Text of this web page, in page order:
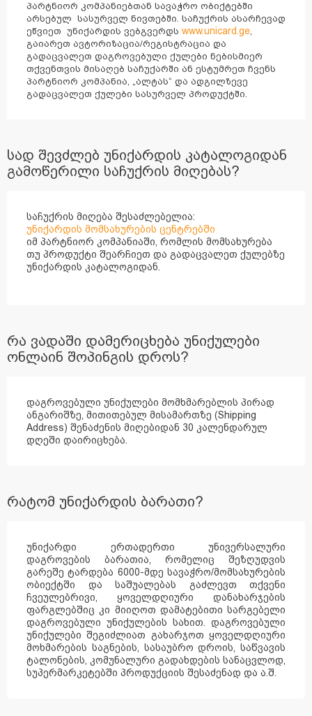
პარტნიორ კომპანიებთან სავაჭრო ობიქტებში
არსებულ სასურველ ნივთებში. საჩუქრის ასარჩევად
ეწვიეთ უნიქარდის ვებგვერდს www.unicard.ge,
გაიარეთ ავტორიზაცია/რეგისტრაცია და
გადაცვალეთ დაგროვებული ქულები ნებისმიერ
თქვენთვის მისაღებ საჩუქარში ან ესტუმრეთ ჩვენს
პარტნიორ კომპანია, „ალტას“ და ადგილზევე
გადაცვალეთ ქულები სასურველ პროდუქტში.
სად შევძლებ უნიქარდის კატალოგიდან
გამოწერილი საჩუქრის მიღებას?
საჩუქრის მიღება შესაძლებელია:
უნიქარდის მომსახურების ცენტრებში
იმ პარტნიორ კომპანიაში, რომლის მომსახურება
თუ პროდუქტი შეარჩიეთ და გადაცვალეთ ქულებზე
უნიქარდის კატალოგიდან.
რა ვადაში დამერიცხება უნიქულები
ონლაინ შოპინგის დროს?
დაგროვებული უნიქულები მომხმარებლის პირად
ანგარიშზე, მითითებულ მისამართზე (Shipping
Address) შენაძენის მიღებიდან 30 კალენდარულ
დღეში დაირიცხება.
რატომ უნიქარდის ბარათი?
უნიქარდი ერთადერთი უნივერსალური
დაგროვების ბარათია, რომელიც შეზღუდვის
გარეშე ტარდება 6000-მდე სავაჭრო/მომსახურების
ობიექტში და საშუალებას გაძლევთ თქვენი
ჩვეულებრივი, ყოველდღიური დანახარჯების
ფარგლებშიც კი მიიღოთ დამატებითი სარგებელი
დაგროვებული უნიქულების სახით. დაგროვებული
უნიქულები შეგიძლიათ გახარჯოთ ყოველდღიური
მოხმარების საგნების, სასაუბრო დროის, საწვავის
ტალონების, კომუნალური გადახდების სანაცვლოდ,
სუპერმარკეტებში პროდუქციის შესაძენად და ა.შ.